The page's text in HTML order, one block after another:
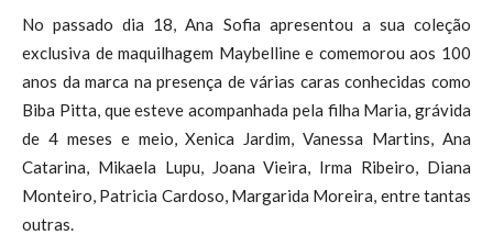
No passado dia 18, Ana Sofia apresentou a sua coleção
exclusiva de maquilhagem Maybelline e comemorou aos 100
anos da marca na presença de várias caras conhecidas como
Biba Pitta, que esteve acompanhada pela filha Maria, grávida
de 4 meses e meio, Xenica Jardim, Vanessa Martins, Ana
Catarina, Mikaela Lupu, Joana Vieira, Irma Ribeiro, Diana
Monteiro, Patricia Cardoso, Margarida Moreira, entre tantas
outras.